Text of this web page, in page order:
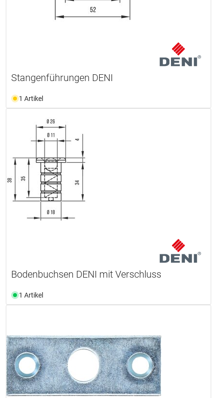
Stangenführungen DENI
1 Artikel
Bodenbuchsen DENI mit Verschluss
1 Artikel